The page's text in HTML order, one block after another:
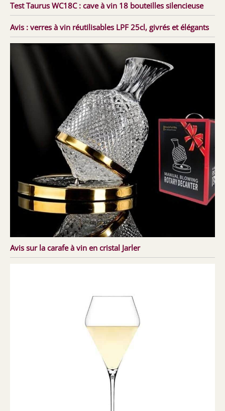
Test Taurus WC18C : cave à vin 18 bouteilles silencieuse
Avis : verres à vin réutilisables LPF 25cl, givrés et élégants
Avis sur la carafe à vin en cristal Jarler